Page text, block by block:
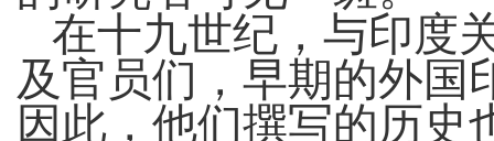
在十九世纪，与印度
及官员们，早期的外国
因此，他们撰写的历史